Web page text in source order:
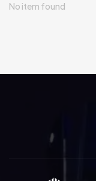
No item found